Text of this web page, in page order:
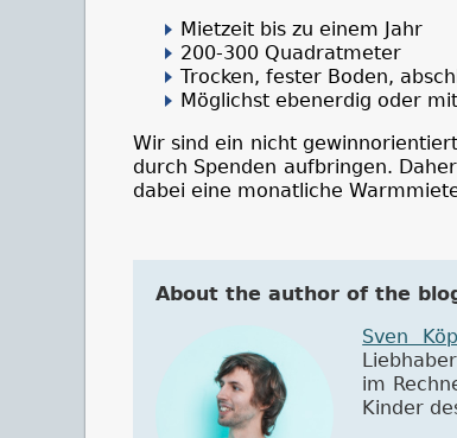
Mietzeit bis zu einem Jahr
200-300 Quadratmeter
Trocken, fester Boden,
Möglichst ebenerdig oder
Wir sind ein nicht
durch Spenden aufbringen.
dabei eine monatliche
About the author of the
Sven
im
Kinder